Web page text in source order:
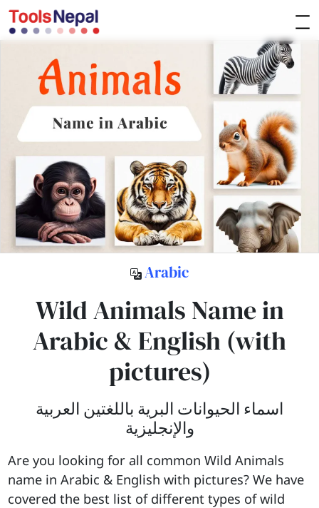
Arabic
Wild Animals Name in
Arabic & English (with
pictures)
اسماء الحيوانات البرية باللغتين العربية
والإنجليزية
Are you looking for all common Wild Animals
name in Arabic & English with pictures? We have
covered the best list of different types of wild